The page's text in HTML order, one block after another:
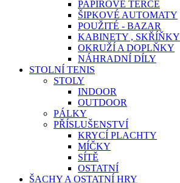
PAPÍROVÉ TERČE
ŠIPKOVÉ AUTOMATY
POUŽITÉ - BAZAR
KABINETY , SKŘÍŇKY
OKRUŽÍ A DOPLŇKY
NÁHRADNÍ DÍLY
STOLNÍ TENIS
STOLY
INDOOR
OUTDOOR
PÁLKY
PŘÍSLUŠENSTVÍ
KRYCÍ PLACHTY
MÍČKY
SÍTĚ
OSTATNÍ
ŠACHY A OSTATNÍ HRY